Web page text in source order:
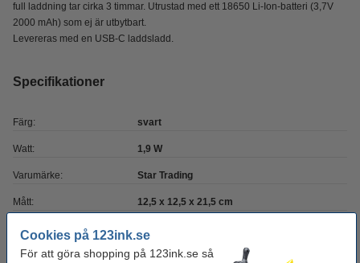
Cookies på 123ink.se
För att göra shopping på 123ink.se så
full laddning tar cirka 3 timmar. Utrustad med ett 18650 Li-Ion-batteri (3,7V
2000 mAh) som ej är utbytbart.
Levereras med en USB-C laddsladd.
Specifikationer
Färg: svart
Watt: 1,9 W
Varumärke: Star Trading
Mått: 12,5 x 12,5 x 21,5 cm
Ljusflöde:
Används: inomhus